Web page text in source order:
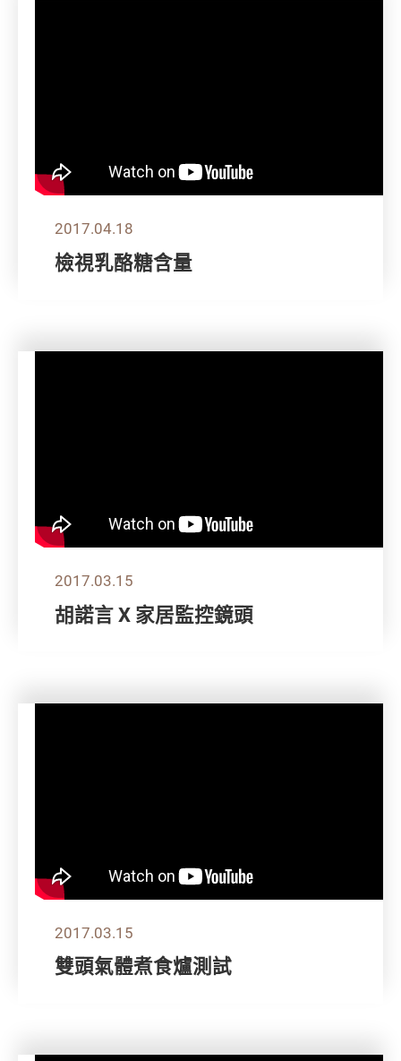
2017.04.18
檢視乳酪糖含量
2017.03.15
胡諾言 X 家居監控鏡頭
2017.03.15
雙頭氣體煮食爐測試